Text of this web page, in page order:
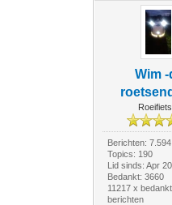
Wim -
Berichten: 7.594
Topics: 190
Lid sinds: Apr
Bedankt: 3660
11217 x
berichten